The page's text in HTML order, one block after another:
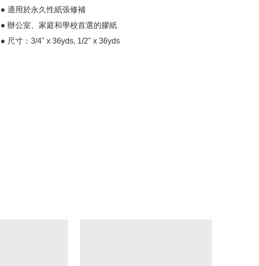
● 適用於永久性紙張修補
● 辦公室、家庭和學校首選的膠紙
● 尺寸：3/4" x 36yds, 1/2" x 36yds